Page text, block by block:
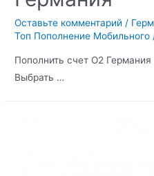
Оставьте комментарий /
Топ Пополнение Мобильного
Пополнить счет O2
Выбрать …